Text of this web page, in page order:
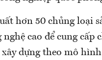
hơn 50 chủng loại
cao để cung cấp
dựng theo mô